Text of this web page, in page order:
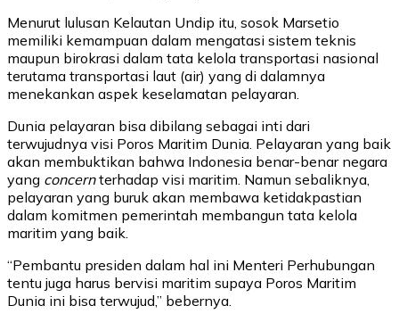
Menurut lulusan Kelautan Undip itu, sosok Marsetio
memiliki kemampuan dalam mengatasi sistem teknis
maupun birokrasi dalam tata kelola transportasi nasional
terutama transportasi laut (air) yang di dalamnya
menekankan aspek keselamatan pelayaran.
Dunia pelayaran bisa dibilang sebagai inti dari
terwujudnya visi Poros Maritim Dunia. Pelayaran yang baik
akan membuktikan bahwa Indonesia benar-benar negara
yang concernterhadap visi maritim. Namun sebaliknya,
pelayaran yang buruk akan membawa ketidakpastian
dalam komitmen pemerintah membangun tata kelola
maritim yang baik.
“Pembantu presiden dalam hal ini Menteri Perhubungan
tentu juga harus bervisi maritim supaya Poros Maritim
Dunia ini bisa terwujud,” bebernya.